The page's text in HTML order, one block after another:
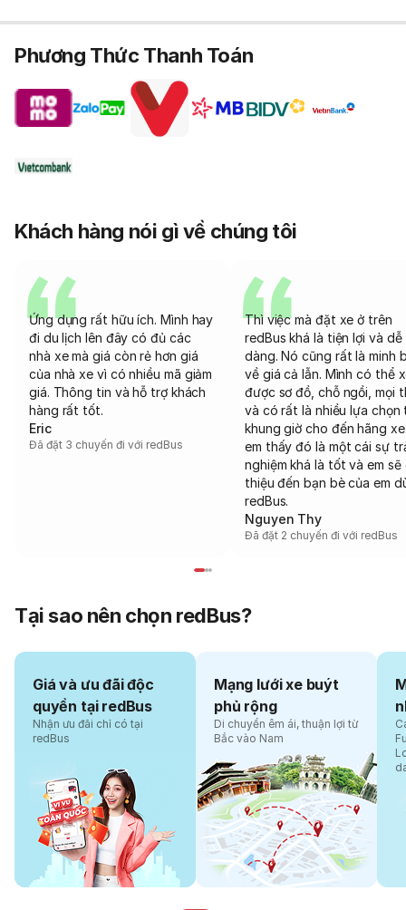
Phương Thức Thanh Toán
Khách hàng nói gì về chúng tôi
Ứng dụng rất hữu ích. Mình hay
đi du lịch lên đây có đủ các
nhà xe mà giá còn rẻ hơn giá
của nhà xe vì có nhiều mã giảm
giá. Thông tin và hỗ trợ khách
hàng rất tốt.
Eric
Đã đặt 3 chuyến đi với redBus
Thì việc mà đặt xe ở trên
redBus khá là tiện lợi và dễ
dàng. Nó cũng rất là minh
về giá cả lẫn. Mình có thể
được sơ đồ, chỗ ngồi, mọi
và có rất là nhiều lựa chọn
khung giờ cho đến hãng
em thấy đó là một cái sự
nghiệm khá là tốt và em sẽ
thiệu đến bạn bè của em
redBus.
Nguyen Thy
Đã đặt 2 chuyến đi với redBus
Tại sao nên chọn redBus?
Giá và ưu đãi độc
quyền tại redBus
Nhận ưu đãi chỉ có tại
redBus
Mạng lưới xe buýt
phủ rộng
Di chuyển êm ái, thuận lợi từ
Bắc vào Nam